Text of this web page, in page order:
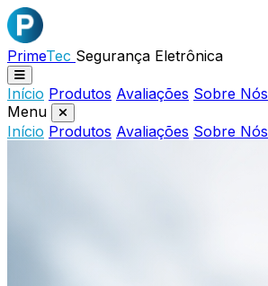
PrimeTec Segurança Eletrônica
Início Produtos Avaliações Sobre Nós
Menu
Início Produtos Avaliações Sobre Nós